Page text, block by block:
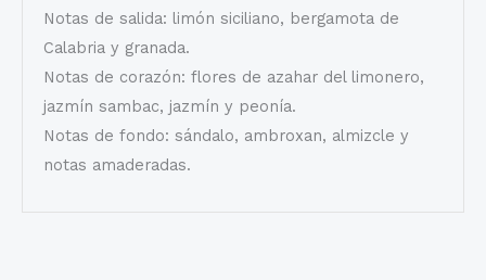
Notas de salida: limón siciliano, bergamota de
Calabria y granada.
Notas de corazón: flores de azahar del limonero,
jazmín sambac, jazmín y peonía.
Notas de fondo: sándalo, ambroxan, almizcle y
notas amaderadas.